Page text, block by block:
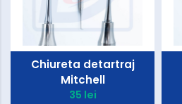
Chiureta detartraj
Mitchell
35 lei